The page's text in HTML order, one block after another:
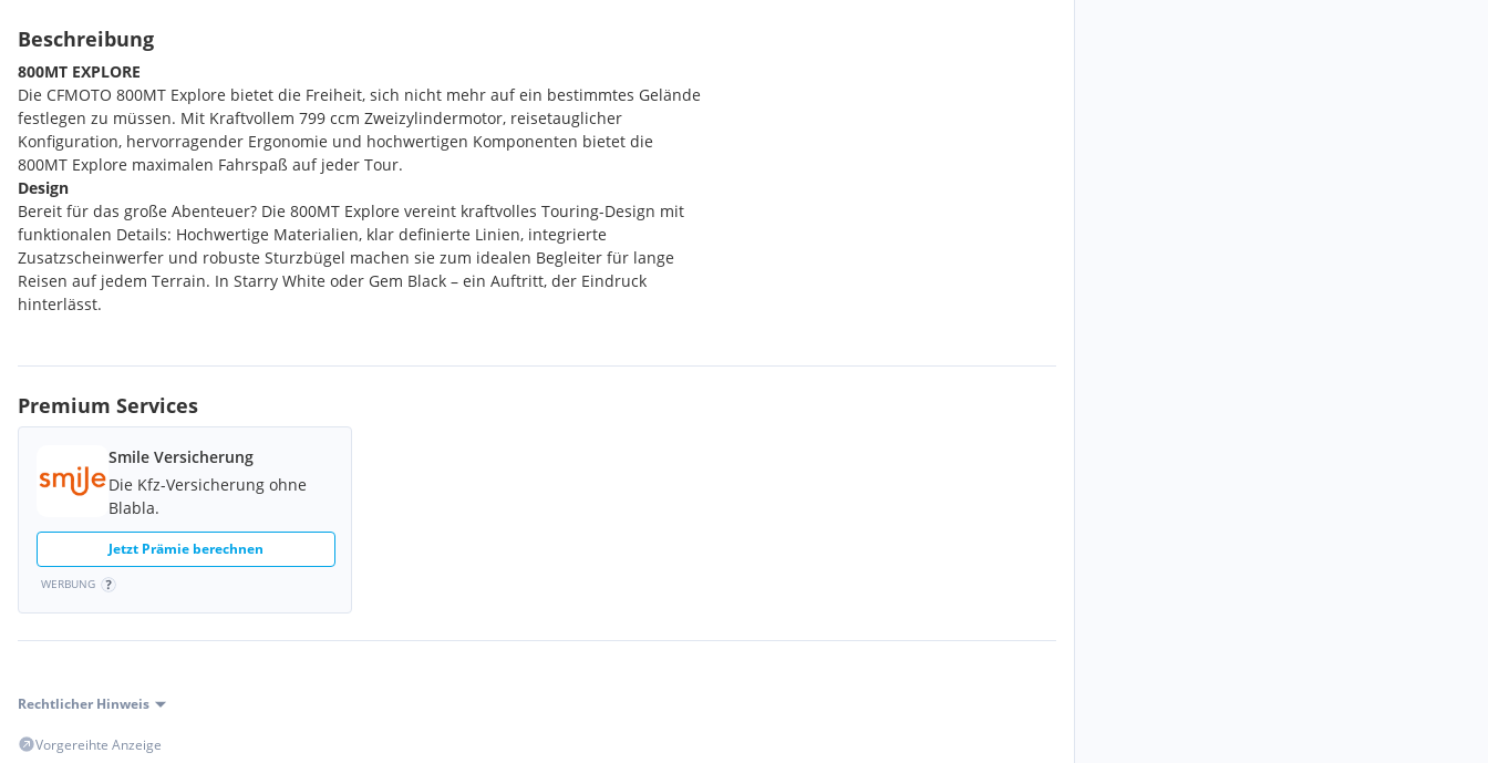
Beschreibung
800MT EXPLORE
Die CFMOTO 800MT Explore bietet die Freiheit, sich nicht mehr auf ein bestimmtes Gelände
festlegen zu müssen. Mit Kraftvollem 799 ccm Zweizylindermotor, reisetauglicher
Konfiguration, hervorragender Ergonomie und hochwertigen Komponenten bietet die
800MT Explore maximalen Fahrspaß auf jeder Tour.
Design
Bereit für das große Abenteuer? Die 800MT Explore vereint kraftvolles Touring-Design mit
funktionalen Details: Hochwertige Materialien, klar definierte Linien, integrierte
Zusatzscheinwerfer und robuste Sturzbügel machen sie zum idealen Begleiter für lange
Reisen auf jedem Terrain. In Starry White oder Gem Black – ein Auftritt, der Eindruck
hinterlässt.
Ausgestattet mit einem 799 cm³ Zweizylinder-Motor, bringt die CFMOTO 800MT Explore
starke 91 PS und 75 Nm Drehmoment auf die Straße – oder darüber hinaus. Mit 4 Fahrmodi,
KYB-Fahrwerk, bi-direktionalem Quick-Shifter, Kurven-ABS, Traktionskontrolle und Apple
Tank runden das Technikpaket ab.
Premium Services
Smile Versicherung
Die Kfz-Versicherung ohne
Blabla.
Jetzt Prämie berechnen
WERBUNG
Rechtlicher Hinweis
Vorgereihte Anzeige